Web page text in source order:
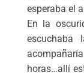
esperaba el
En la
escuchaba
horas…allí